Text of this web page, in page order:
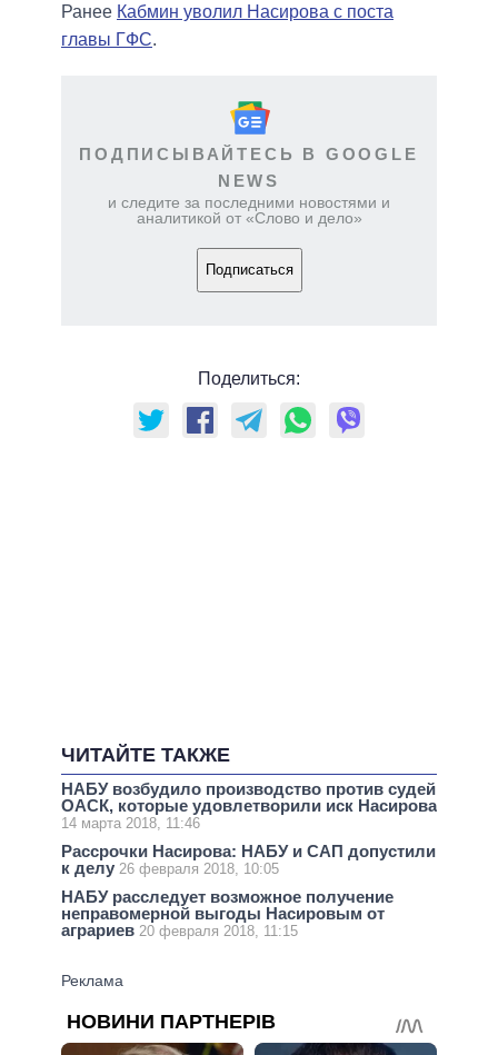
Ранее Кабмин уволил Насирова с поста
главы ГФС.
ПОДПИСЫВАЙТЕСЬ В GOOGLE
NEWS
и следите за последними новостями и
аналитикой от «Слово и дело»
Подписаться
Поделиться:
ЧИТАЙТЕ ТАКЖЕ
НАБУ возбудило производство против судей
ОАСК, которые удовлетворили иск Насирова
14 марта 2018, 11:46
Рассрочки Насирова: НАБУ и САП допустили
к делу 26 февраля 2018, 10:05
НАБУ расследует возможное получение
неправомерной выгоды Насировым от
аграриев 20 февраля 2018, 11:15